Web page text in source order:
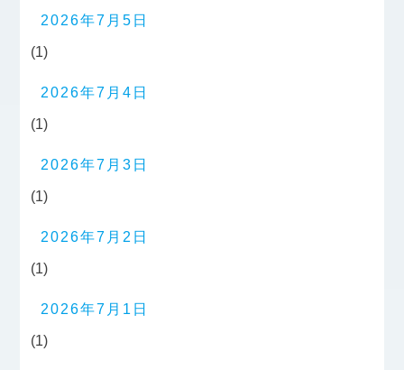
2026年7月5日
(1)
2026年7月4日
(1)
2026年7月3日
(1)
2026年7月2日
(1)
2026年7月1日
(1)